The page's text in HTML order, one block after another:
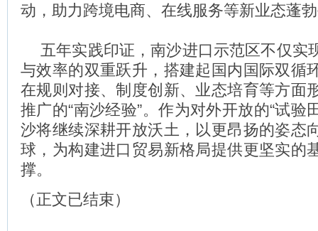
动，助力跨境电商、在线服务等新业态蓬
五年实践印证，南沙进口示范区不仅实
与效率的双重跃升，搭建起国内国际双循
在规则对接、制度创新、业态培育等方面
推广的“南沙经验”。作为对外开放的“试验
沙将继续深耕开放沃土，以更昂扬的姿态
球，为构建进口贸易新格局提供更坚实的
撑。
（正文已结束）